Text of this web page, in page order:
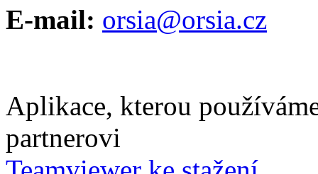
E-mail: orsia@orsia.cz
Aplikace, kterou
partnerovi